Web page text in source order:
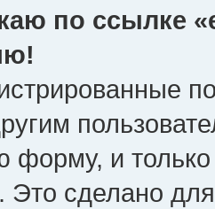
по ссылке
форму, и
Это сделано